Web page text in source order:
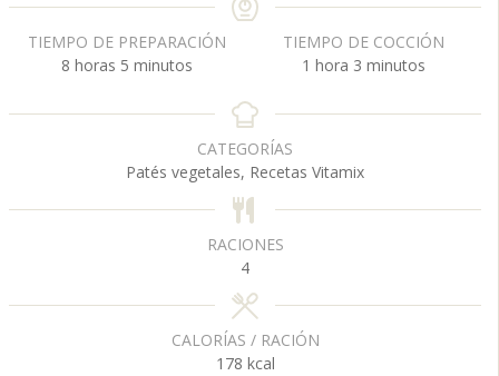
TIEMPO DE PREPARACIÓN
8 h
r
horas 5 m
n
o
s
minutos
TIEMPO DE COCCIÓN
1 h
r
hora 3m
n
o
s
minutos
CATEGORÍAS
Patés vegetales, Recetas Vitamix
RACIONES
4
CALORÍAS / RACIÓN
178 kcal